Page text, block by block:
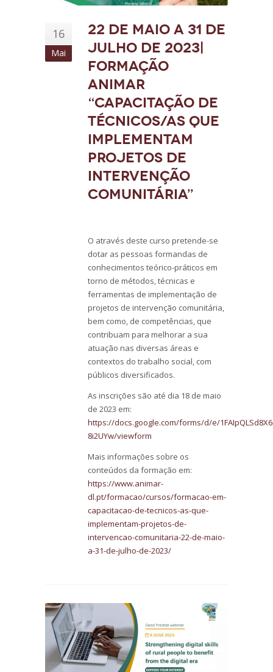
16
Mai
22 de maio a 31 de
julho de 2023|
Formação
ANIMAR
“Capacitação de
Técnicos/as que
Implementam
Projetos de
Intervenção
Comunitária”
O através deste curso pretende-se
dotar as pessoas formandas de
conhecimentos teórico-práticos em
torno de métodos, técnicas e
ferramentas de implementação de
projetos de intervenção comunitária,
bem como, de competências, que
contribuam para melhorar a sua
atuação nas diversas áreas e
contextos do trabalho social, com
públicos diversificados.
As inscrições são até dia 18 de maio
de 2023 em:
https://docs.google.com/forms/d/e/
8i2UYw/viewform
Mais informações sobre os
conteúdos da formação em:
https://www.animar-
dl.pt/formacao/cursos/formacao-em-
capacitacao-de-tecnicos-as-que-
implementam-projetos-de-
intervencao-comunitaria-22-de-maio-
a-31-de-julho-de-2023/